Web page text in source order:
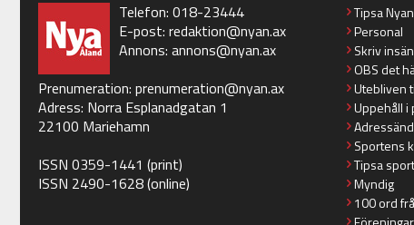
Telefon: 018-23444
E-post: redaktion@nyan.ax
Annons: annons@nyan.ax
Prenumeration: prenumeration@nyan.ax
Adress: Norra Esplanadgatan 1
22100 Mariehamn
ISSN 0359-1441 (print)
ISSN 2490-1628 (online)
Tipsa Nyan
Personal
Skriv
OBS det
Utebliven
Uppehåll i
Sportens
Tipsa
Myndig
100 ord